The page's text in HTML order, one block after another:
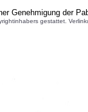
Genehmigung der
gestattet.